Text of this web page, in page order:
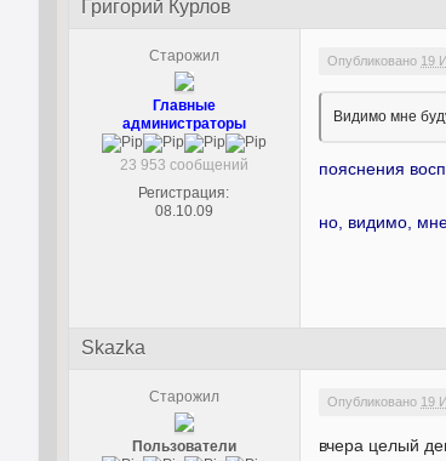
Григорий Курлов
Старожил
Главные
администраторы
23 953 сообщений
Регистрация:
08.10.09
Опубликовано 19
Видимо мне
пояснения
но, видимо,
Skazka
Старожил
Пользователи
Опубликовано 19
вчера целый